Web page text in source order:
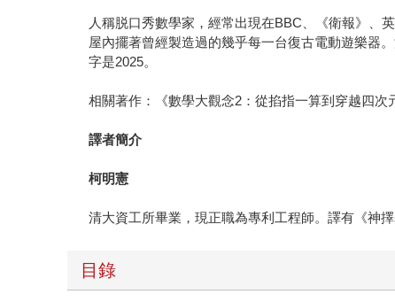
人稱脱口秀數學家，經常出現在BBC、《衛報》、
屋內擺著曾經製造過的幾乎每一台復古電動遊樂器
字是2025。
相關著作：《數學大觀念2：從掐指一算到穿越四次
譯者簡介
柯明憲
清大資工所畢業，現正職為專利工程師。譯有《神
目錄